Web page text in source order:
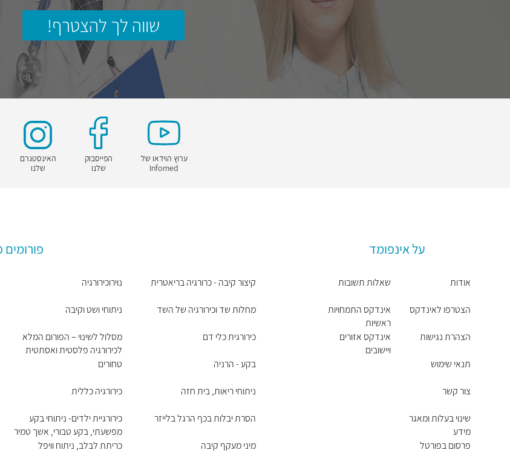
שווה לך להצטרף!
ערוץ הוידאו של
Infomed
הפייסבוק
שלנו
האינסטגרם
שלנו
על אינפומד
אודות
הצטרפו לאינדקס
הצהרת נגישות
תנאי שימוש
צור קשר
שינוי בעלות ומאגר
מידע
פרסום בפורטל
שאלות תשובות
אינדקס התמחויות
ראשיות
אינדקס אזורים
ויישובים
פורומים
קיצור קיבה - כרורגיה בריאטרית
מחלות שד וכירורגיה של השד
כירורגית כלי דם
בקע - הרניה
ניתוחי ריאות, בית חזה
הסרת יבלות בכף הרגל בלייזר
מיני מעקף קיבה
נוירוכירורגיה
ניתוחי ושט וקיבה
מסלול לשינוי – הפורום המלא
לכירורגיה פלסטית ואסתטית
טחורים
כירורגיה כללית
כירורגיית ילדים- ניתוחי בקע
מפשעתי, בקע טבורי, אשך טמיר
כריתת לבלב, ניתוח וויפל